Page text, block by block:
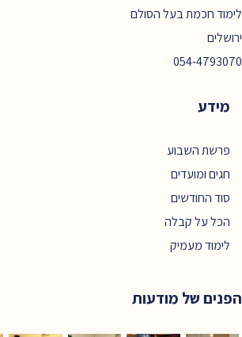
לימוד חכמת בעל הסולם
ירושלים
054-4793070
מידע
פרשת השבוע
חגים ומועדים
סוד החודשים
הכל על קבלה
לימוד מעמיק
הפנים של מודעות